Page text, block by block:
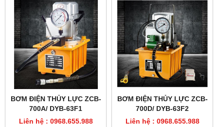
BƠM ĐIỆN THỦY LỰC ZCB-
700A/ DYB-63F1
Liên hệ : 0968.655.988
BƠM ĐIỆN THỦY LỰC ZCB-
700D/ DYB-63F2
Liên hệ : 0968.655.988